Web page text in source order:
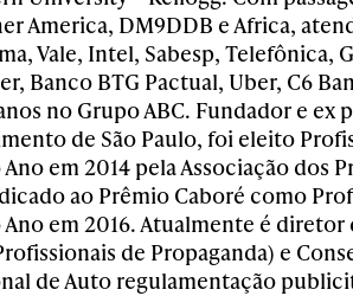
America, DM9DDB e Africa,
Vale, Intel, Sabesp, Telefônica,
Banco BTG Pactual, Uber, C6
no Grupo ABC. Fundador e ex
de São Paulo, foi eleito
em 2014 pela Associação dos
ao Prêmio Caboré como
em 2016. Atualmente é diretor
de Propaganda) e
de Auto regulamentação